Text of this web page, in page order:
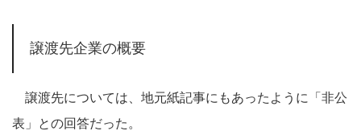
譲渡先企業の概要
譲渡先については、地元紙記事にもあったように「非公
表」との回答だった。